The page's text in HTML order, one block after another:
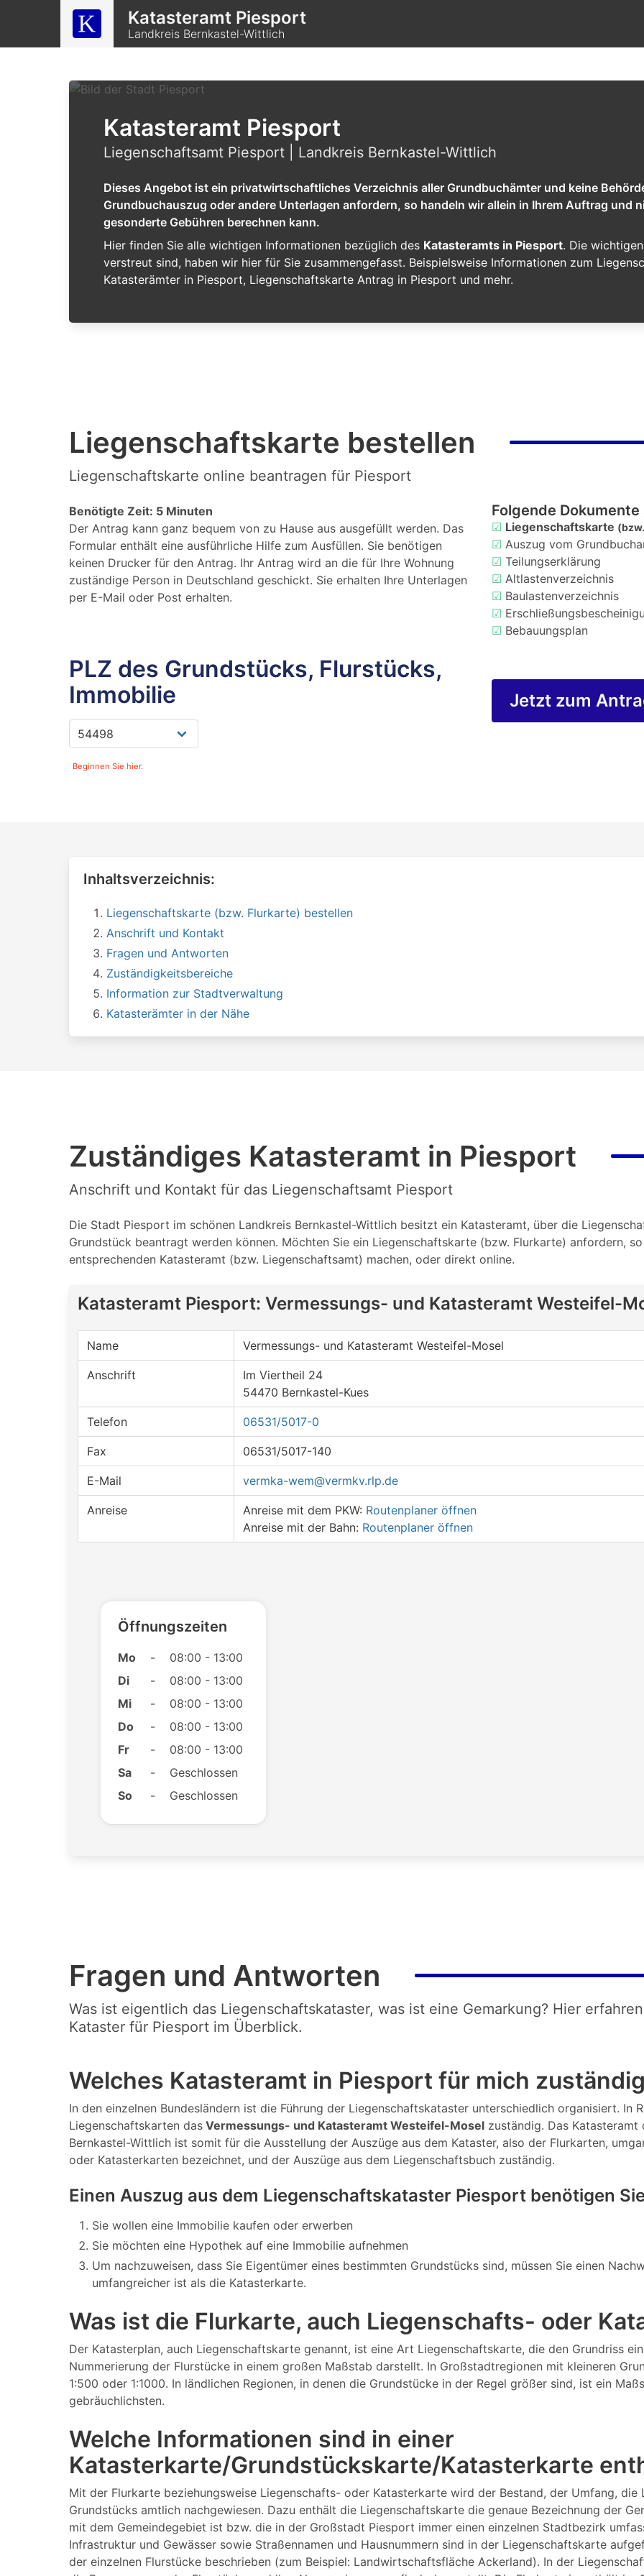
Katasteramt Piesport
Landkreis Bernkastel-Wittlich
Katasteramt Piesport
Liegenschaftsamt Piesport | Landkreis Bernkastel-Wittlich
Dieses Angebot ist ein privatwirtschaftliches Verzeichnis aller Grundbuchämter und keine
Grundbuchauszug oder andere Unterlagen anfordern, so handeln wir allein in Ihrem Auftrag und
gesonderte Gebühren berechnen kann.
Hier finden Sie alle wichtigen Informationen bezüglich des Katasteramts in Piesport. Die
verstreut sind, haben wir hier für Sie zusammengefasst. Beispielsweise Informationen zum
Katasterämter in Piesport, Liegenschaftskarte Antrag in Piesport und mehr.
Liegenschaftskarte bestellen
Liegenschaftskarte online beantragen für Piesport
Benötigte Zeit: 5 Minuten
Der Antrag kann ganz bequem von zu Hause aus ausgefüllt werden. Das
Formular enthält eine ausführliche Hilfe zum Ausfüllen. Sie benötigen
keinen Drucker für den Antrag. Ihr Antrag wird an die für Ihre Wohnung
zuständige Person in Deutschland geschickt. Sie erhalten Ihre Unterlagen
per E-Mail oder Post erhalten.
Folgende
☑ Liegenschaftskarte
☑ Auszug vom
☑ Teilungserklärung
☑ Altlastenverzeichnis
☑ Baulastenverzeichnis
☑
☑ Bebauungsplan
PLZ des Grundstücks, Flurstücks,
Immobilie
Beginnen Sie hier.
Jetzt zum
Inhaltsverzeichnis:
Liegenschaftskarte (bzw. Flurkarte) bestellen
Anschrift und Kontakt
Fragen und Antworten
Zuständigkeitsbereiche
Information zur Stadtverwaltung
Katasterämter in der Nähe
Zuständiges Katasteramt in Piesport
Anschrift und Kontakt für das Liegenschaftsamt Piesport
Die Stadt Piesport im schönen Landkreis Bernkastel-Wittlich besitzt ein Katasteramt, über die
Grundstück beantragt werden können. Möchten Sie ein Liegenschaftskarte (bzw. Flurkarte) anfordern,
entsprechenden Katasteramt (bzw. Liegenschaftsamt) machen, oder direkt online.
Katasteramt Piesport: Vermessungs- und Katasteramt Westeifel-
Name Vermessungs- und Katasteramt Westeifel-Mosel
Anschrift
Im Viertheil 24
54470 Bernkastel-Kues
Telefon 06531/5017-0
Fax 06531/5017-140
E-Mail vermka-wem@vermkv.rlp.de
Anreise Anreise mit dem PKW: Routenplaner öffnen
Anreise mit der Bahn: Routenplaner öffnen
Öffnungszeiten
Mo -
08:00 - 13:00
Di
-
08:00 - 13:00
Mi
-
08:00 - 13:00
Do
-
08:00 - 13:00
Fr
-
08:00 - 13:00
Sa
-
Geschlossen
So
- Geschlossen
Fragen und Antworten
Was ist eigentlich das Liegenschaftskataster, was ist eine Gemarkung? Hier
Kataster für Piesport im Überblick.
Welches Katasteramt in Piesport für mich
In den einzelnen Bundesländern ist die Führung der Liegenschaftskataster unterschiedlich organisiert. In
Liegenschaftskarten das Vermessungs- und Katasteramt Westeifel-Mosel zuständig. Das
Bernkastel-Wittlich ist somit für die Ausstellung der Auszüge aus dem Kataster, also der Flurkarten,
oder Katasterkarten bezeichnet, und der Auszüge aus dem Liegenschaftsbuch zuständig.
Einen Auszug aus dem Liegenschaftskataster Piesport benötigen
Sie wollen eine Immobilie kaufen oder erwerben
Sie möchten eine Hypothek auf eine Immobilie aufnehmen
Um nachzuweisen, dass Sie Eigentümer eines bestimmten Grundstücks sind, müssen Sie einen
umfangreicher ist als die Katasterkarte.
Was ist die Flurkarte, auch Liegenschafts- oder
Der Katasterplan, auch Liegenschaftskarte genannt, ist eine Art Liegenschaftskarte, die den Grundriss
Nummerierung der Flurstücke in einem großen Maßstab darstellt. In Großstadtregionen mit kleineren
1:500 oder 1:1000. In ländlichen Regionen, in denen die Grundstücke in der Regel größer sind, ist ein
gebräuchlichsten.
Welche Informationen sind in einer
Katasterkarte/Grundstückskarte/Katasterkarte
Mit der Flurkarte beziehungsweise Liegenschafts- oder Katasterkarte wird der Bestand, der Umfang, die
Grundstücks amtlich nachgewiesen. Dazu enthält die Liegenschaftskarte die genaue Bezeichnung der
mit dem Gemeindegebiet ist bzw. die in der Großstadt Piesport immer einen einzelnen Stadtbezirk
Infrastruktur und Gewässer sowie Straßennamen und Hausnummern sind in der Liegenschaftskarte
der einzelnen Flurstücke beschrieben (zum Beispiel: Landwirtschaftsfläche Ackerland). In der